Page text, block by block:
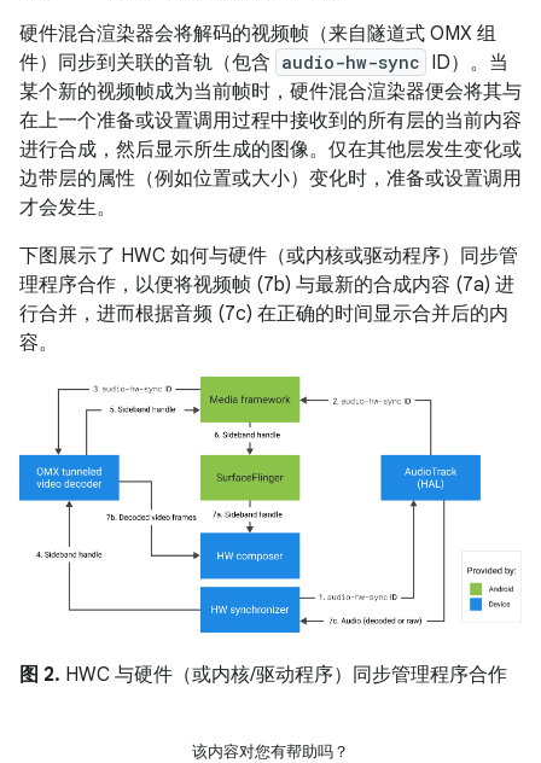
硬件混合渲染器会将解码的视频帧（来自隧道式 OMX 组
件）同步到关联的音轨（包含 audio-hw-sync ID）。当
某个新的视频帧成为当前帧时，硬件混合渲染器便会将其与
在上一个准备或设置调用过程中接收到的所有层的当前内容
进行合成，然后显示所生成的图像。仅在其他层发生变化或
边带层的属性（例如位置或大小）变化时，准备或设置调用
才会发生。
下图展示了 HWC 如何与硬件（或内核或驱动程序）同步管
理程序合作，以便将视频帧 (7b) 与最新的合成内容 (7a) 进
行合并，进而根据音频 (7c) 在正确的时间显示合并后的内
容。
图 2. HWC 与硬件（或内核/驱动程序）同步管理程序合作
该内容对您有帮助吗？